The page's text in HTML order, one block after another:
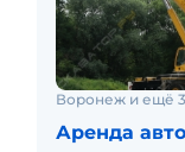
Воронеж и ещё
Аренда